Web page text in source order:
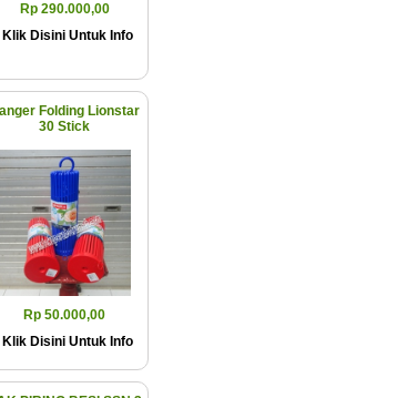
Rp 290.000,00
Klik Disini Untuk Info
Folding Lionstar
30 Stick
Rp 50.000,00
Klik Disini Untuk Info